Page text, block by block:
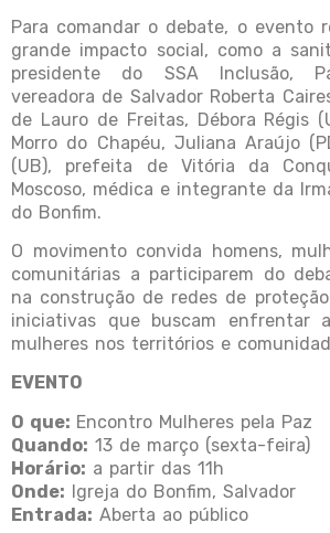
Para comandar o debate, o evento
grande impacto social, como a
presidente do SSA Inclusão,
vereadora de Salvador Roberta
de Lauro de Freitas, Débora Régis
Morro do Chapéu, Juliana Araújo
(UB), prefeita de Vitória da
Moscoso, médica e integrante da
do Bonfim.
O movimento convida homens,
comunitárias a participarem do
na construção de redes de
iniciativas que buscam enfrentar
mulheres nos territórios e
EVENTO
O que: Encontro Mulheres pela Paz
Quando: 13 de março (sexta-feira)
Horário: a partir das 11h
Onde: Igreja do Bonfim, Salvador
Entrada: Aberta ao público